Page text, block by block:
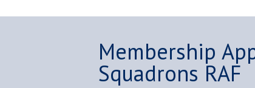
Membership
Squadrons RAF